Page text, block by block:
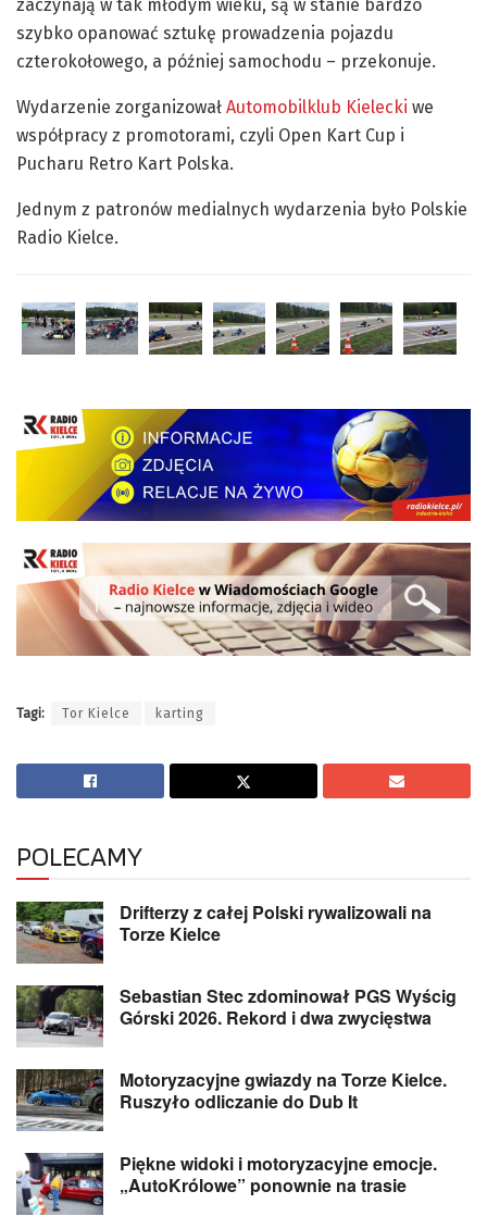
zaczynają w tak młodym wieku, są w stanie bardzo
szybko opanować sztukę prowadzenia pojazdu
czterokołowego, a później samochodu – przekonuje.
Wydarzenie zorganizował Automobilklub Kielecki we
współpracy z promotorami, czyli Open Kart Cup i
Pucharu Retro Kart Polska.
Jednym z patronów medialnych wydarzenia było Polskie
Radio Kielce.
Tagi: Tor Kielce karting
POLECAMY
Drifterzy z całej Polski rywalizowali na
Torze Kielce
Sebastian Stec zdominował PGS Wyścig
Górski 2026. Rekord i dwa zwycięstwa
Motoryzacyjne gwiazdy na Torze Kielce.
Ruszyło odliczanie do Dub It
Piękne widoki i motoryzacyjne emocje.
„AutoKrólowe” ponownie na trasie